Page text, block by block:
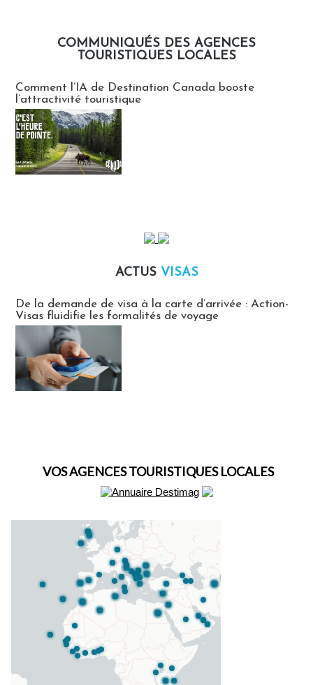
COMMUNIQUÉS DES AGENCES
TOURISTIQUES LOCALES
Comment l’IA de Destination Canada booste
l’attractivité touristique
ACTUS VISAS
De la demande de visa à la carte d’arrivée : Action-
Visas fluidifie les formalités de voyage
VOS AGENCES TOURISTIQUES LOCALES